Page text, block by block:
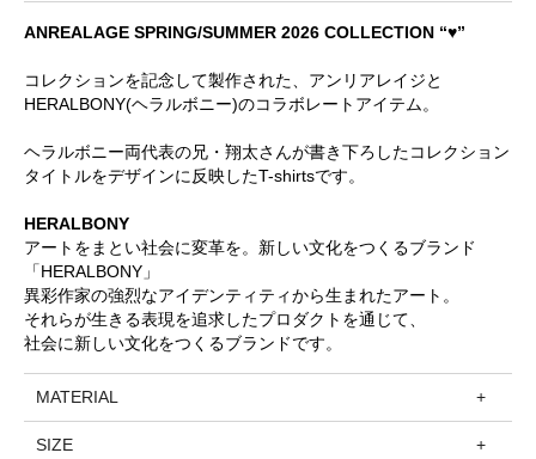
ANREALAGE SPRING/SUMMER 2026 COLLECTION “♥”
コレクションを記念して製作された、アンリアレイジと
HERALBONY(ヘラルボニー)のコラボレートアイテム。
ヘラルボニー両代表の兄・翔太さんが書き下ろしたコレクション
タイトルをデザインに反映したT-shirtsです。
HERALBONY
アートをまとい社会に変革を。新しい文化をつくるブランド
「HERALBONY」
異彩作家の強烈なアイデンティティから生まれたアート。
それらが生きる表現を追求したプロダクトを通じて、
社会に新しい文化をつくるブランドです。
MATERIAL
SIZE